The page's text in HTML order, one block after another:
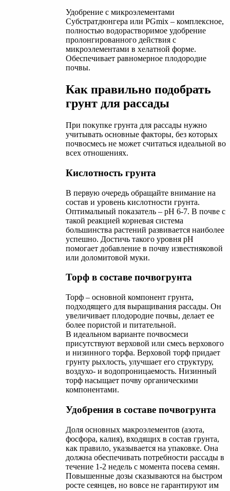
Удобрение с микроэлементами
Субстратдюнгера или РGmix – комплексное,
полностью водорастворимое удобрение
пролонгированного действия с
микроэлементами в хелатной форме.
Обеспечивает равномерное плодородие
почвы.
Как правильно подобрать
грунт для рассады
При покупке грунта для рассады нужно
учитывать основные факторы, без которых
почвосмесь не может считаться идеальной во
всех отношениях.
Кислотность грунта
В первую очередь обращайте внимание на
состав и уровень кислотности грунта.
Оптимальный показатель – pН 6-7. В почве с
такой реакцией корневая система
большинства растений развивается наиболее
успешно. Достичь такого уровня рН
помогает добавление в почву известняковой
или доломитовой муки.
Торф в составе почвогрунта
Торф – основной компонент грунта,
подходящего для выращивания рассады. Он
увеличивает плодородие почвы, делает ее
более пористой и питательной.
В идеальном варианте почвосмеси
присутствуют верховой или смесь верхового
и низинного торфа. Верховой торф придает
грунту рыхлость, улучшает его структуру,
воздухо- и водопроницаемость. Низинный
торф насыщает почву органическими
компонентами.
Удобрения в составе почвогрунта
Доля основных макроэлементов (азота,
фосфора, калия), входящих в состав грунта,
как правило, указывается на упаковке. Она
должна обеспечивать потребности рассады в
течение 1-2 недель с момента посева семян.
Повышенные дозы сказываются на быстром
росте сеянцев, но вовсе не гарантируют им